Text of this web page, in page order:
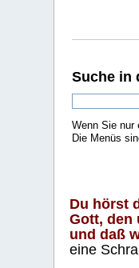
Suche in
Wenn Sie nur
Die Menüs
Du hörst
Gott, den
und daß
eine